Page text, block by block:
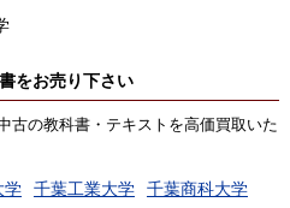
をお売り下さい
古の教科書・テキストを高価買取いた
学 千葉工業大学
千葉商科大学